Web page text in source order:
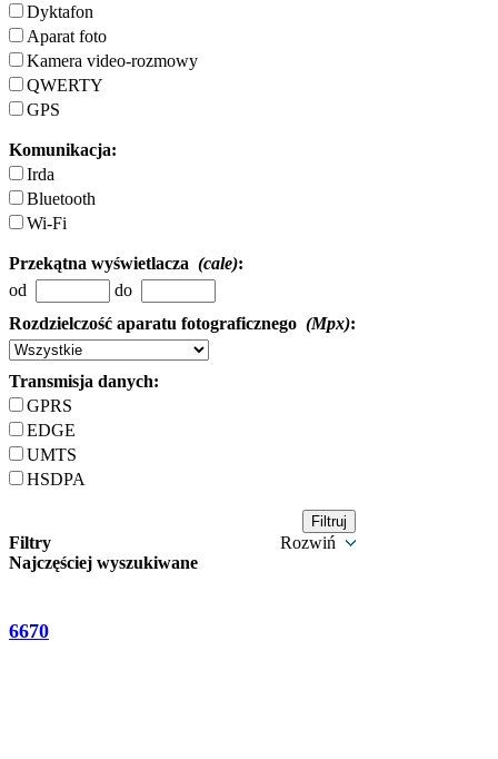
Dyktafon
Aparat foto
Kamera video-rozmowy
QWERTY
GPS
Komunikacja:
Irda
Bluetooth
Wi-Fi
Przekątna wyświetlacza (cale):
od
do
Rozdzielczość aparatu fotograficznego (Mpx):
Transmisja danych:
GPRS
EDGE
UMTS
HSDPA
Filtry
Rozwiń
Najczęściej wyszukiwane
6670